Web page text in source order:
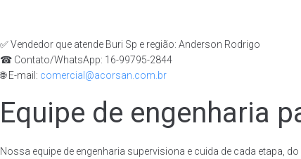
✅ Vendedor que atende Buri Sp e região: Anderson Rodrigo
☎ Contato/WhatsApp: 16-99795-2844
🌐 E-mail: comercial@acorsan.com.br
Equipe de engenharia
Nossa equipe de engenharia supervisiona e cuida de cada etapa,